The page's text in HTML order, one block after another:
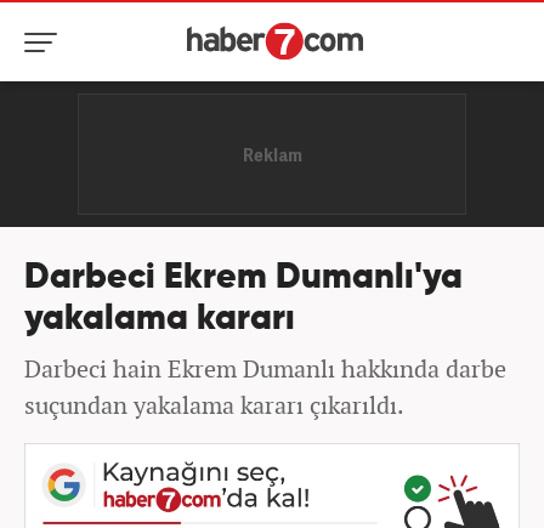
Darbeci Ekrem Dumanlı'ya
yakalama kararı
Darbeci hain Ekrem Dumanlı hakkında darbe
suçundan yakalama kararı çıkarıldı.